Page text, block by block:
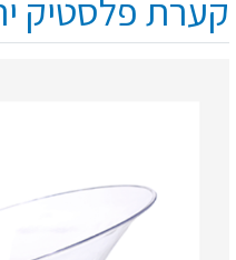
קערת פלסטיק